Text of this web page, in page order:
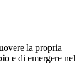
la propria
e di emergere nel